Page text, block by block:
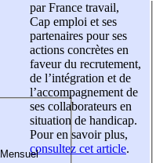
par France travail,
Cap emploi et ses
partenaires pour ses
actions concrètes en
faveur du recrutement,
de l’intégration et de
l’accompagnement de
ses collaborateurs en
situation de handicap.
Pour en savoir plus,
consultez cet article.